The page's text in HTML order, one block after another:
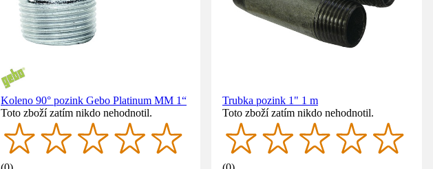
Koleno 90° pozink Gebo Platinum MM 1“
Toto zboží zatím nikdo nehodnotil.
Trubka pozink 1" 1 m
Toto zboží zatím nikdo nehodnotil.